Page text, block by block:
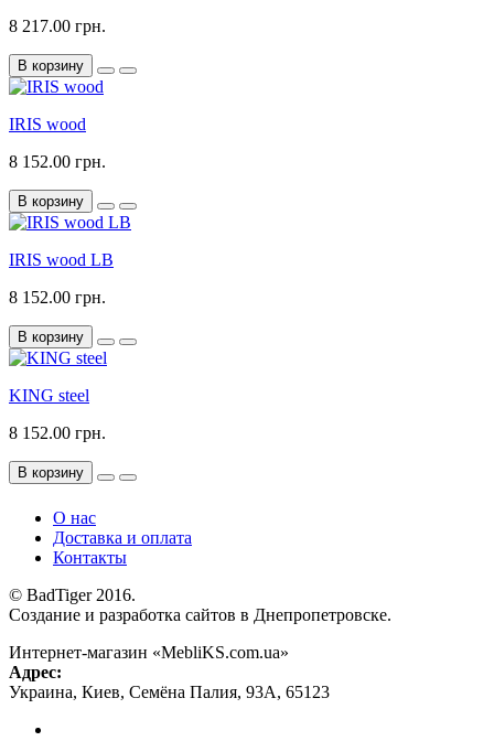
8 217.00 грн.
В корзину
IRIS wood
8 152.00 грн.
В корзину
IRIS wood LB
8 152.00 грн.
В корзину
KING steel
8 152.00 грн.
В корзину
О нас
Доставка и оплата
Контакты
© BadTiger 2016.
Создание и разработка сайтов в Днепропетровске.
Интернет-магазин «MebliKS.com.ua»
Адрес:
Украина, Киев, Семёна Палия, 93А, 65123